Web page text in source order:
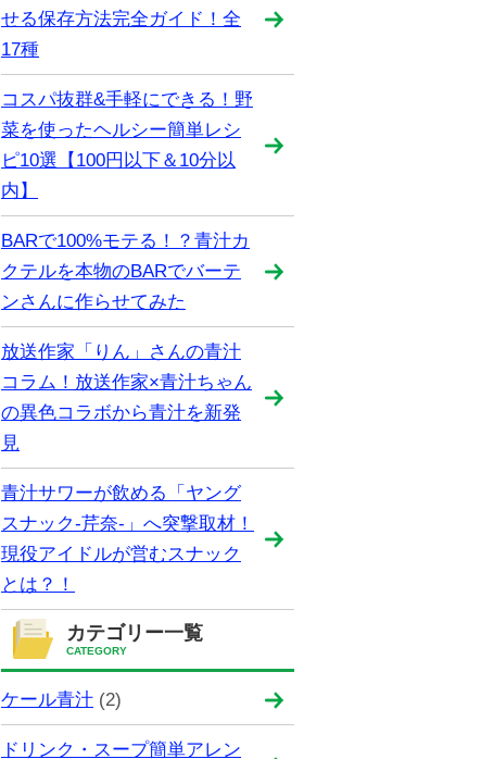
せる保存方法完全ガイド！全
17種
コスパ抜群&手軽にできる！野
菜を使ったヘルシー簡単レシ
ピ10選【100円以下＆10分以
内】
BARで100%モテる！？青汁カ
クテルを本物のBARでバーテ
ンさんに作らせてみた
放送作家「りん」さんの青汁
コラム！放送作家×青汁ちゃん
の異色コラボから青汁を新発
見
青汁サワーが飲める「ヤング
スナック-芹奈-」へ突撃取材！
現役アイドルが営むスナック
とは？！
カテゴリー一覧
CATEGORY
ケール青汁 (2)
ドリンク・スープ簡単アレン